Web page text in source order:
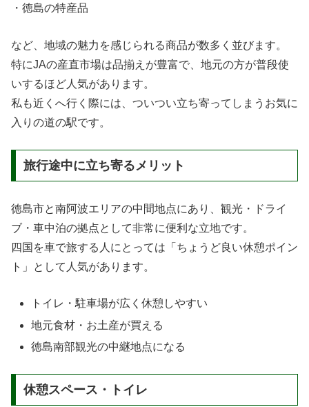
・徳島の特産品
など、地域の魅力を感じられる商品が数多く並びます。
特にJAの産直市場は品揃えが豊富で、地元の方が普段使
いするほど人気があります。
私も近くへ行く際には、ついつい立ち寄ってしまうお気に
入りの道の駅です。
旅行途中に立ち寄るメリット
徳島市と南阿波エリアの中間地点にあり、観光・ドライ
ブ・車中泊の拠点として非常に便利な立地です。
四国を車で旅する人にとっては「ちょうど良い休憩ポイン
ト」として人気があります。
トイレ・駐車場が広く休憩しやすい
地元食材・お土産が買える
徳島南部観光の中継地点になる
休憩スペース・トイレ